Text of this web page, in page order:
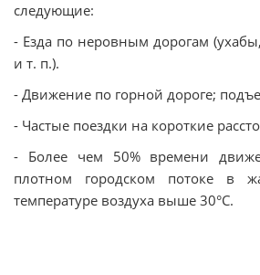
следующие:
- Езда по неровным дорогам
и т. п.).
- Движение по горной дороге;
- Частые поездки на короткие
- Более чем 50% времени
плотном городском потоке в
температуре воздуха выше 30°C.